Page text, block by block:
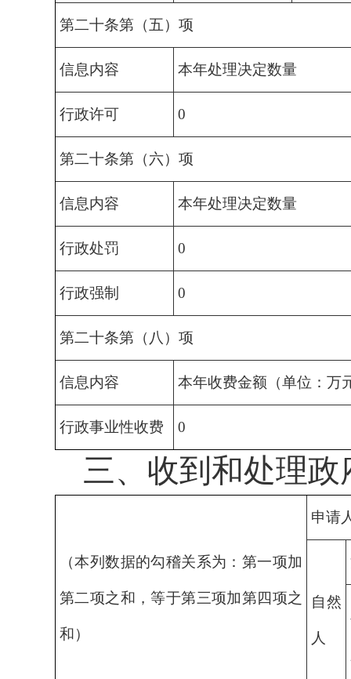
第二十条第（五）项
信息内容 本年处理决定数量
行政许可 0
第二十条第（六）项
信息内容 本年处理决定数量
行政处罚 0
行政强制 0
第二十条第（八）项
信息内容 本年收费金额（单位：万
行政事业性收费 0
三、收到和处理
（本列数据的勾稽关系为：第一项加
第二项之和，等于第三项加第四项之
和）
申请
自然
人